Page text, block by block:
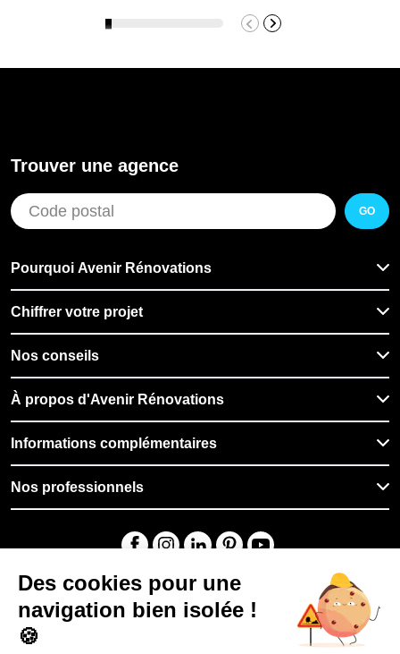
Trouver une agence
GO
Pourquoi Avenir Rénovations
Chiffrer votre projet
Nos conseils
À propos d'Avenir Rénovations
Informations complémentaires
Nos professionnels
🇱🇺 Luxembourg